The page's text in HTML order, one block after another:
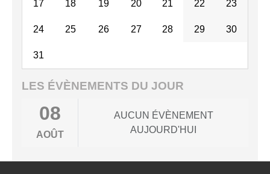
17 18 19 20 21 22 23
24 25 26 27 28 29 30
31
LES ÉVÈNEMENTS DU JOUR
08
AOÛT
AUCUN ÉVÈNEMENT
AUJOURD'HUI